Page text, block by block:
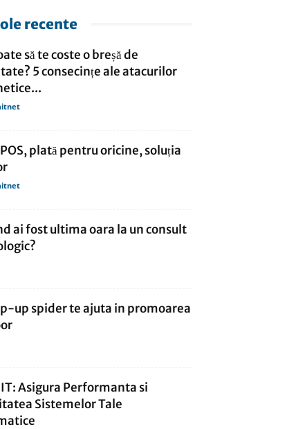
recente
să te coste o breșă de
5 consecințe ale atacurilor
plată pentru oricine, soluția
ai fost ultima oara la un consult
up spider te ajuta in promoarea
Asigura Performanta si
Sistemelor Tale